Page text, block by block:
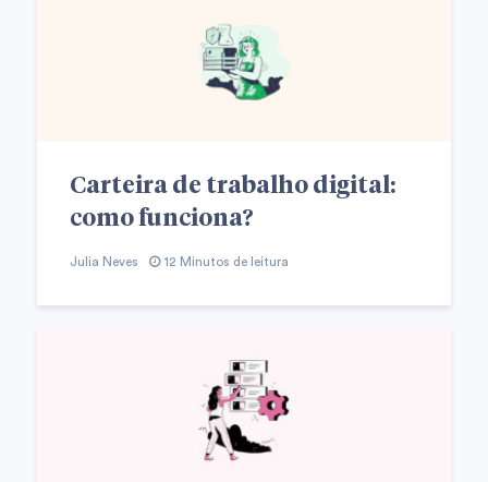
Carteira de trabalho digital:
como funciona?
Julia Neves 12 Minutos de leitura